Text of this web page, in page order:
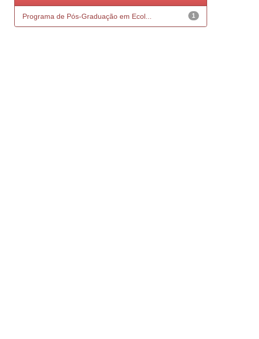
1
Programa de Pós-Graduação em Ecol...